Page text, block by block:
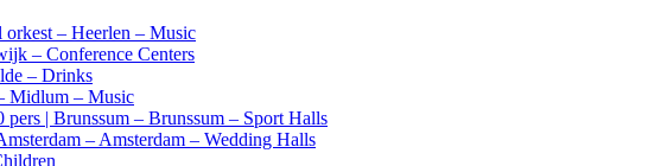
– Heerlen – Music
– Conference Centers
– Drinks
Midlum – Music
| Brunssum – Brunssum – Sport Halls
– Amsterdam – Wedding Halls